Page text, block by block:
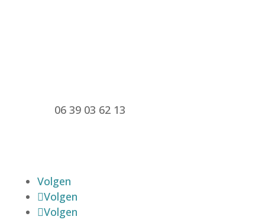
06 39 03 62 13
Volgen
Volgen
Volgen